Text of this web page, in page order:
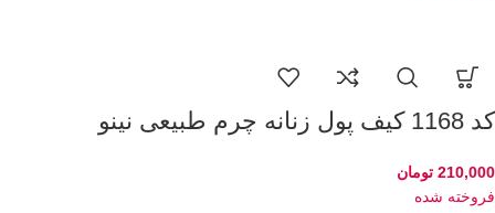
کد 1168 کیف پول زنانه چرم طبیعی نینو
210,000 تومان
فروخته شده